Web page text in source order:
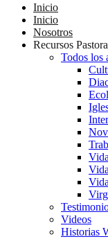
Inicio
Inicio
Nosotros
Recursos
Todos los
Videos
Historias